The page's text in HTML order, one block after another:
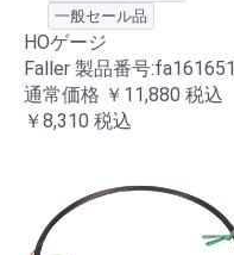
一般セール品
HOゲージ
Faller 製品番号:fa161651
通常価格 ￥11,880 税込
￥8,310 税込